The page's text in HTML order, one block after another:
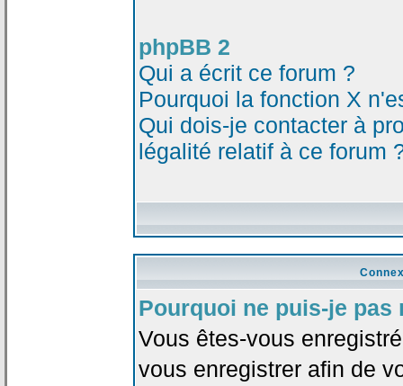
phpBB 2
Qui a écrit ce forum ?
Pourquoi la fonction X
Qui dois-je contacter à
légalité relatif à ce forum
Pourquoi ne puis-je pas
Vous êtes-vous
vous enregistrer afin de